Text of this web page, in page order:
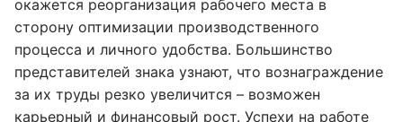
окажется реорганизация рабочего места в
сторону оптимизации производственного
процесса и личного удобства. Большинство
представителей знака узнают, что вознаграждение
за их труды резко увеличится – возможен
карьерный и финансовый рост. Успехи на работе